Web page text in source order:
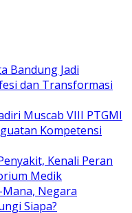
Bandung Jadi
dan Transformasi
Muscab VIII PTGMI
Kompetensi
Kenali Peran
Medik
Negara
Siapa?